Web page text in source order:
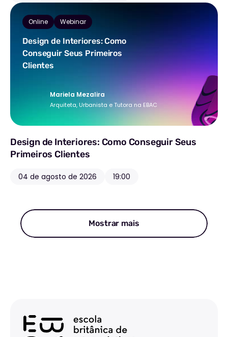
Online Webinar
Design de Interiores: Como
Conseguir Seus Primeiros
Clientes
Mariela Mezalira
Arquiteta, Urbanista e Tutora na EBAC
Design de Interiores: Como Conseguir Seus
Primeiros Clientes
04 de agosto de 2026 19:00
Mostrar mais